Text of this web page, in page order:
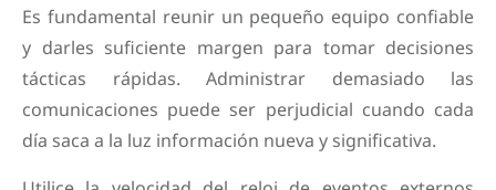
Es fundamental reunir un pequeño equipo confiable
y darles suficiente margen para tomar decisiones
tácticas rápidas. Administrar demasiado las
comunicaciones puede ser perjudicial cuando cada
día saca a la luz información nueva y significativa.